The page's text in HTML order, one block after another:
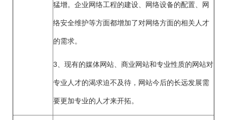
猛增。企业网络工程的建设、网络设备的配置、网
络安全维护等方面都增加了对网络方面的相关人才
的需求。
3、现有的媒体网站、商业网站和专业性质的网站对
专业人才的渴求迫不及待，网站今后的长远发展需
要更加专业的人才来开拓。